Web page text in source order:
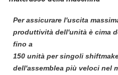
Per assicurare l'uscita
produttività dell'unità è cima
fino a
150 unità per singoli
dell'assemblea più veloci nel